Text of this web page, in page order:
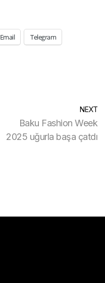
Email Telegram
NEXT
Baku Fashion Week
2025 uğurla başa çatdı